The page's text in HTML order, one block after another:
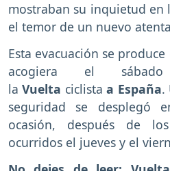
mostraban su inquietud en
el temor de un nuevo
Esta evacuación se
acogiera el
laVuelta ciclistaa España.
seguridad se desplegó
ocasión, después de
ocurridos el jueves y el